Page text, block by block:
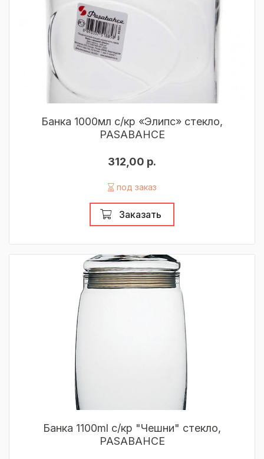
Банка 1000мл с/кр «Элипс» стекло,
PASABAHCE
312,00 р.
под заказ
Заказать
Банка 1100ml с/кр "Чешни" стекло,
PASABAHCE